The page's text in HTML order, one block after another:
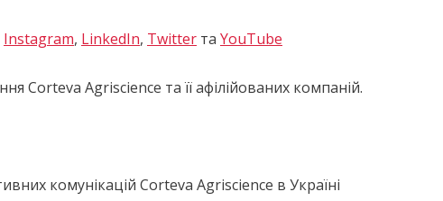
Instagram, LinkedIn, Twitter та YouTube
Corteva Agriscience та її афілійованих компаній.
комунікацій Corteva Agriscience в Україні